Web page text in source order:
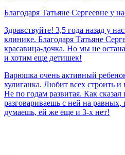
Благодаря Татьяне Сергеевне у
Здравствуйте! 3,5 года назад у
клинике. Благодаря Татьяне
красавица-дочка. Но мы не
и хотим еще детишек!
Варюшка очень активный
хулиганка. Любит всех строить и
Не по годам развитая. Как
разговариваешь с ней на равных,
думаешь, ей же еще и 3-х нет!